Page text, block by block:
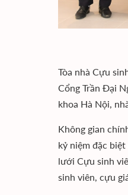
Tòa nhà Cựu
Cổng Trần Đại
khoa Hà Nội,
Không gian
kỷ niệm đặc
lưới Cựu sinh
sinh viên, cựu